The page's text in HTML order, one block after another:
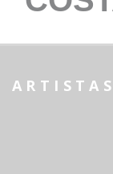
ARTISTAS